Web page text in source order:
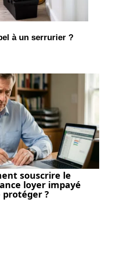
à un serrurier ?
souscrire le
loyer impayé
protéger ?